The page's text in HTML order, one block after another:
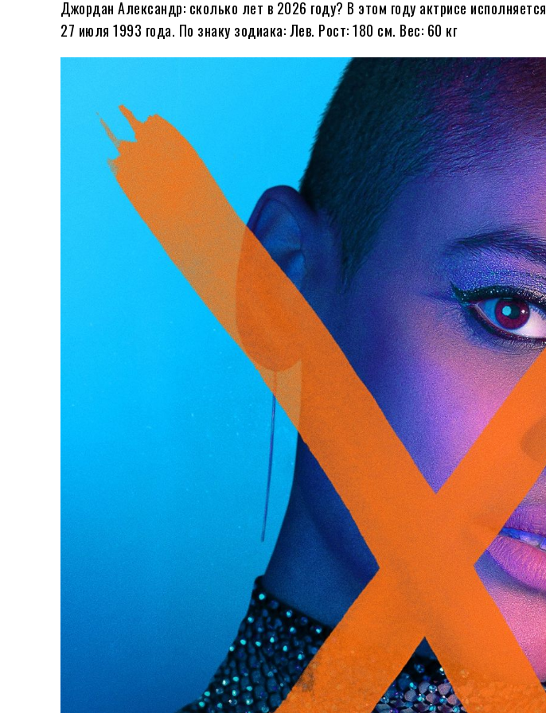
Джордан Александр: сколько лет в 2026 году? В этом году актрисе исполняется
27 июля 1993 года. По знаку зодиака: Лев. Рост: 180 см. Вес: 60 кг